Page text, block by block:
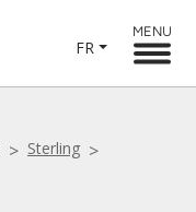
FR
MENU
Sterling